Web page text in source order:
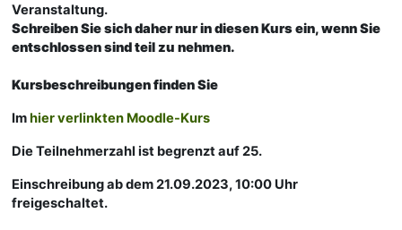
Veranstaltung.
Schreiben Sie sich daher nur in diesen Kurs ein, wenn Sie
entschlossen sind teil zu nehmen.
Kursbeschreibungen finden Sie
Imhier verlinkten Moodle-Kurs
Die Teilnehmerzahl ist begrenzt auf 25.
Einschreibung ab dem 21.09.2023, 10:00 Uhr
freigeschaltet.